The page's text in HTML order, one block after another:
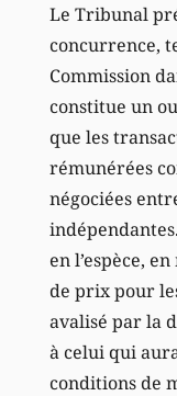
Le Tribunal
concurrence,
Commission
constitue un
que les
rémunérées
négociées
en l’espèce,
de prix pour
avalisé par la
à celui qui
conditions de